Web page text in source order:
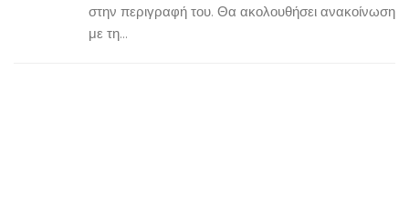
στην περιγραφή του. Θα ακολουθήσει ανακοίνωση
με τη...